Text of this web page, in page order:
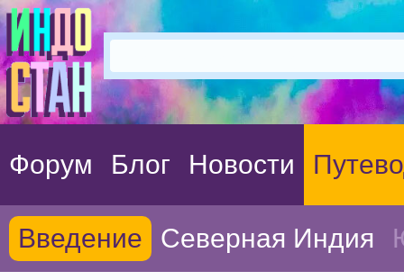
Форум Блог Новости
Введение Северная Индия